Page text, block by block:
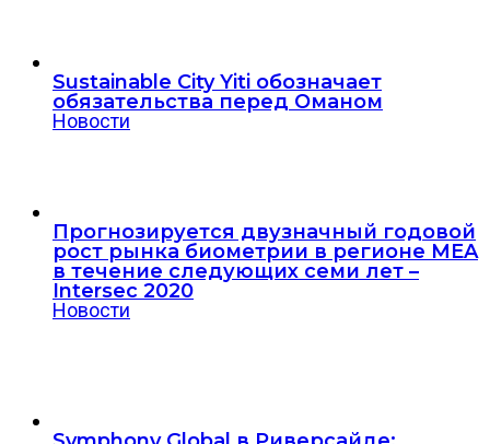
Sustainable City Yiti обозначает
обязательства перед Оманом
Новости
Прогнозируется двузначный годовой
рост рынка биометрии в регионе MEA
в течение следующих семи лет –
Intersec 2020
Новости